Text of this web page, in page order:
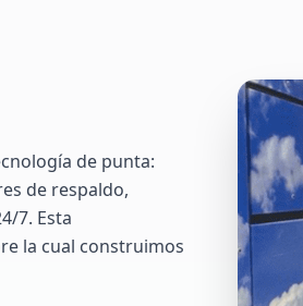
de punta:
de respaldo,
7. Esta
la cual construimos